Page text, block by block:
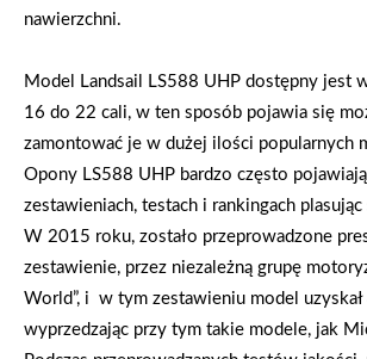
nawierzchni.
Model Landsail LS588 UHP dostępny jest
16 do 22 cali, w ten sposób pojawia się
zamontować je w dużej ilości popularnych
Opony LS588 UHP bardzo często
zestawieniach, testach i rankingach
W 2015 roku, zostało przeprowadzone
zestawienie, przez niezależną grupę
World”, i w tym zestawieniu model
wyprzedzając przy tym takie modele, jak